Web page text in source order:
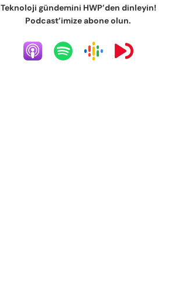
Teknoloji gündemini HWP’den dinleyin!
Podcast’imize abone olun.